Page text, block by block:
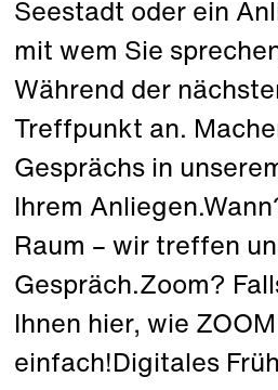
Seestadt oder ein
mit wem Sie
Während der
Treffpunkt an.
Gesprächs in
Ihrem
Raum – wir treffen
Gespräch.Zoom?
Ihnen hier, wie
einfach!Digitales